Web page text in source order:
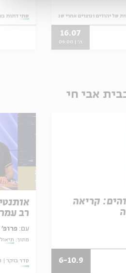
יהודים ונוצרים אחרי שנת 70
16.07
ה' | 09:00
מתוך:
שתי דתות
אבי חי
קריאה
6-10.9
רב
עם:
מתוך:
סדר בוקר